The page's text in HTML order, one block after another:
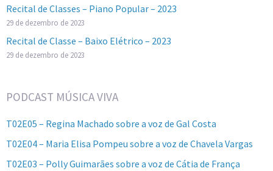
Recital de Classes – Piano Popular – 2023
29 de dezembro de 2023
Recital de Classe – Baixo Elétrico – 2023
29 de dezembro de 2023
PODCAST MÚSICA VIVA
T02E05 – Regina Machado sobre a voz de Gal Costa
T02E04 – Maria Elisa Pompeu sobre a voz de Chavela Vargas
T02E03 – Polly Guimarães sobre a voz de Cátia de França